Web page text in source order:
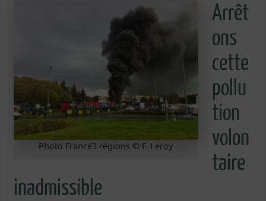
Photo France3 régions © F. Leroy
Arrêt
ons
cette
pollu
tion
volon
taire
inadmissible